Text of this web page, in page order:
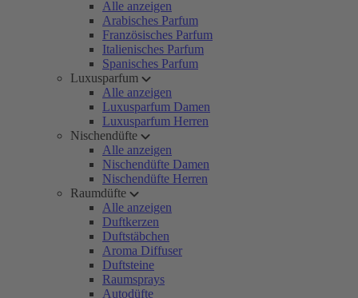
Alle anzeigen
Arabisches Parfum
Französisches Parfum
Italienisches Parfum
Spanisches Parfum
Luxusparfum
Alle anzeigen
Luxusparfum Damen
Luxusparfum Herren
Nischendüfte
Alle anzeigen
Nischendüfte Damen
Nischendüfte Herren
Raumdüfte
Alle anzeigen
Duftkerzen
Duftstäbchen
Aroma Diffuser
Duftsteine
Raumsprays
Autodüfte